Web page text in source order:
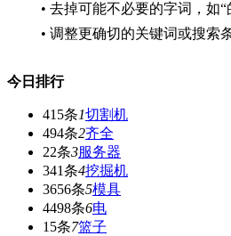
• 去掉可能不必要的字词，如“
• 调整更确切的关键词或搜索
今日排行
415条1切割机
494条2齐全
22条3服务器
341条4挖掘机
3656条5模具
4498条6电
15条7篮子